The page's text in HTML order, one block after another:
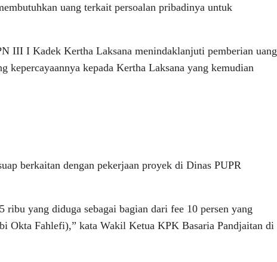
uang terkait persoalan pribadinya untuk
III I Kadek Kertha Laksana menindaklanjuti pemberian uang
kepercayaannya kepada Kertha Laksana yang kemudian
berkaitan dengan pekerjaan proyek di Dinas PUPR
yang diduga sebagai bagian dari fee 10 persen yang
Okta Fahlefi),” kata Wakil Ketua KPK Basaria Pandjaitan di